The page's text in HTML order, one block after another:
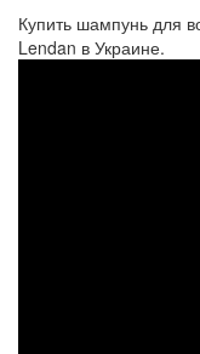
Купить шампунь для
Lendan в Украине.